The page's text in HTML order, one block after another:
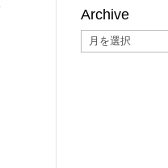
Archive
Archive